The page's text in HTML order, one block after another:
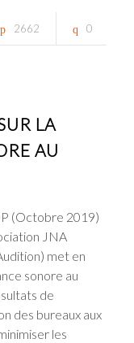
2662 0
LA
AU
(Octobre 2019)
JNA
met en
sonore au
de
des bureaux aux
les